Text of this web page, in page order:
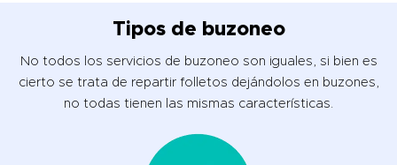
Tipos de buzoneo
No todos los servicios de buzoneo son iguales, si bien es
cierto se trata de repartir folletos dejándolos en buzones,
no todas tienen las mismas características.